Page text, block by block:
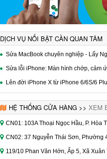
DỊCH VỤ NỔI BẬT CẦN QUAN TÂM
Sửa MacBook chuyên nghiệp - Lấy
Sửa lỗi iPhone: Màn hình chớp, cảm
Lên đời iPhone X từ iPhone 6/6S/6
HỆ THỐNG CỬA HÀNG >> XEM
CN01: 103A Thoại Ngọc Hầu, P. Hòa
CN02: 37 Nguyễn Thái Sơn, Phường
119/10 Phan Văn Hớn, Ấp 5, Xã